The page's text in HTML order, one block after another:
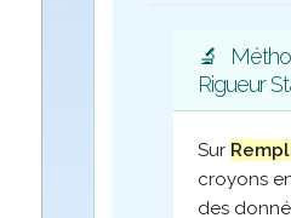
🔬
Rigueur
Sur
croyons
des